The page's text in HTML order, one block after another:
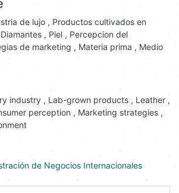
de lujo , Productos cultivados en
Diamantes , Piel , Percepcion del
de marketing , Materia prima , Medio
industry , Lab-grown products , Leather ,
perception , Marketing strategies ,
de Negocios Internacionales